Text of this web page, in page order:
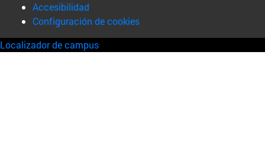
Accesibilidad
Configuración de cookies
Localizador de campus